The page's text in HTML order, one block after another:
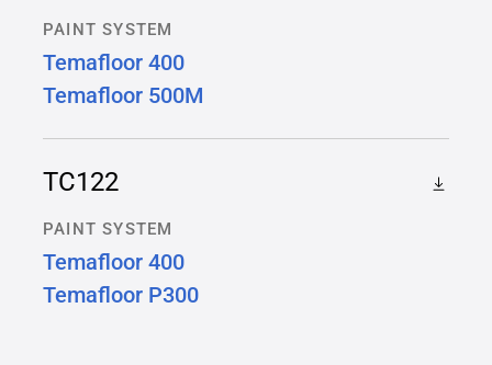
PAINT SYSTEM
Temafloor 400
Temafloor 500M
TC122
PAINT SYSTEM
Temafloor 400
Temafloor P300